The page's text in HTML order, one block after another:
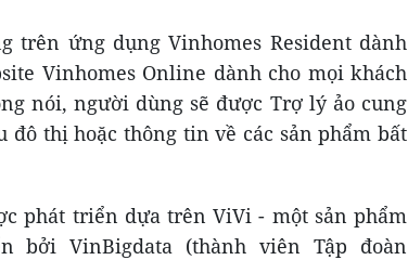
trên ứng dụng Vinhomes Resident dành
Vinhomes Online dành cho mọi khách
nói, người dùng sẽ được Trợ lý ảo cung
thị hoặc thông tin về các sản phẩm bất
phát triển dựa trên ViVi - một sản phẩm
VinBigdata (thành viên Tập đoàn